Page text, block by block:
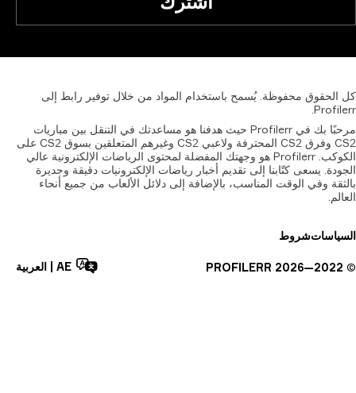
الحقوق محفوظة. يُسمح باستخدام المواد من خلال توفير رابط إلى
مرحبًا بك في Profilerr حيث هدفنا هو مساعدتك في التنقل بين مباريات
CS2 وفرق CS2 المحترفة ولاعبي CS2 وغيرهم المتعلقين بسوق CS2 على
الكوكب. Profilerr هو وجهتك المفضلة لمحتوى الرياضات الإلكترونية عالي
يسعى كتّابنا إلى تقديم أخبار رياضات الإلكترونيات دقيقة وجديرة
وفي الوقت المناسب، بالإضافة إلى دلائل الألعاب من جميع أنحاء
شروط
2026
PROFILERR
AE
|العربية